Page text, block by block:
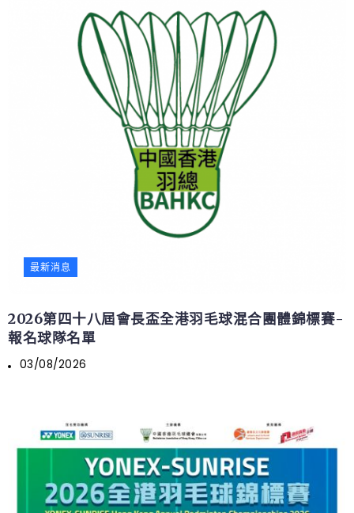
最新消息
2026第四十八屆會長盃全港羽毛球混合團體錦標賽-
報名球隊名單
03/08/2026